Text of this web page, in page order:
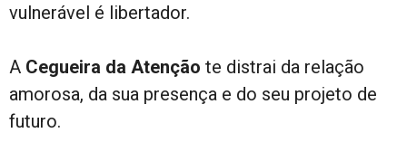
vulnerável é libertador.
A Cegueira da Atenção te distrai da relação
amorosa, da sua presença e do seu projeto de
futuro.